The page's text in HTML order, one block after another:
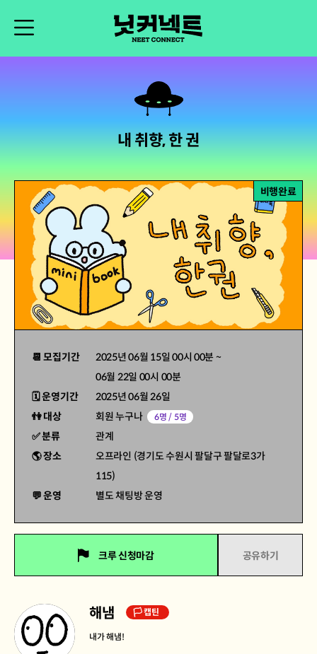
내 취향, 한 권
비행완료
📆 모집기간 2025년 06월 15일 00시 00분 ~
06월 22일 00시 00분
🗓 운영기간
2025년 06월 26일
👫 대상
회원 누구나 6명 / 5명
✅ 분류
관계
🌎 장소
오프라인 (경기도 수원시 팔달구 팔달로3가
115)
💬 운영
별도 채팅방 운영
크루 신청마감 공유하기
해냄 🏳 캡틴
내가 해냄!